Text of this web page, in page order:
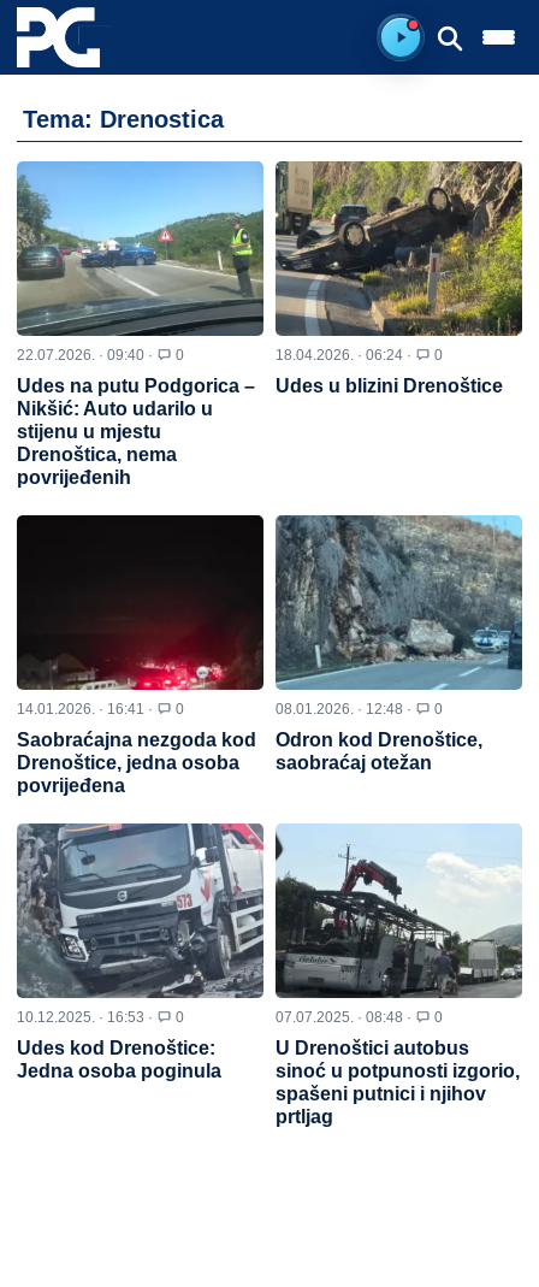
Spreman za
Tema: Drenostica
22.07.2026. · 09:40 · 0
Udes na putu Podgorica –
Nikšić: Auto udarilo u
stijenu u mjestu
Drenoštica, nema
povrijeđenih
18.04.2026. · 06:24 · 0
Udes u blizini Drenoštice
14.01.2026. · 16:41 · 0
Saobraćajna nezgoda kod
Drenoštice, jedna osoba
povrijeđena
08.01.2026. · 12:48 · 0
Odron kod Drenoštice,
saobraćaj otežan
10.12.2025. · 16:53 · 0
Udes kod Drenoštice:
Jedna osoba poginula
07.07.2025. · 08:48 · 0
U Drenoštici autobus
sinoć u potpunosti izgorio,
spašeni putnici i njihov
prtljag